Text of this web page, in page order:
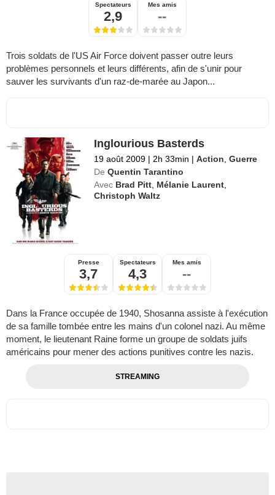
Spectateurs
2,9
Mes amis
--
Trois soldats de l'US Air Force doivent passer outre leurs
problèmes personnels et leurs différents, afin de s'unir pour
sauver les survivants d'un raz-de-marée au Japon...
Inglourious Basterds
19 août 2009 | 2h 33min | Action ,Guerre
De Quentin Tarantino
Avec Brad Pitt Mélanie Laurent
Christoph Waltz
Presse
3,7
Spectateurs
4,3
Mes amis
--
Dans la France occupée de 1940, Shosanna assiste à l'exécution
de sa famille tombée entre les mains d'un colonel nazi. Au même
moment, le lieutenant Raine forme un groupe de soldats juifs
américains pour mener des actions punitives contre les nazis.
STREAMING